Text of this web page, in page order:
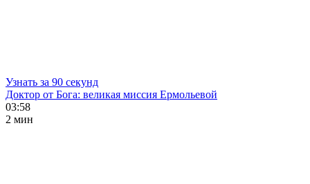
Узнать за 90 секунд
Доктор от Бога: великая миссия Ермольевой
03:58
2 мин